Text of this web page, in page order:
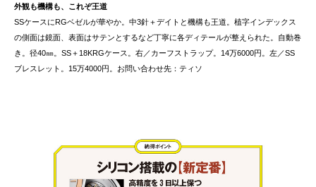
外観も機構も、これぞ王道
SSケースにRGベゼルが華やか。中3針＋デイトと機構も王道。植字インデックス
の側面は鏡面、表面はサテンとするなど丁寧に各ディテールが整えられた。自動巻
き。径40㎜。SS＋18KRGケース。右／カーフストラップ。14万6000円。左／SS
ブレスレット。15万4000円。お問い合わせ先：ティソ